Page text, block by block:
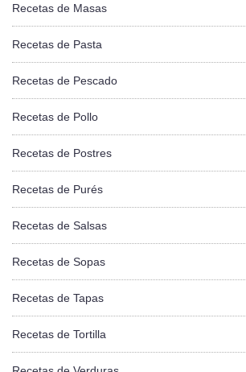
Recetas de Masas
Recetas de Pasta
Recetas de Pescado
Recetas de Pollo
Recetas de Postres
Recetas de Purés
Recetas de Salsas
Recetas de Sopas
Recetas de Tapas
Recetas de Tortilla